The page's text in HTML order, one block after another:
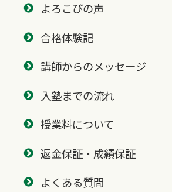
よろこびの声
合格体験記
講師からのメッセージ
入塾までの流れ
授業料について
返金保証・成績保証
よくある質問